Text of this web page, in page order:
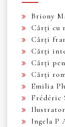
Briony
Cărți cu
Cărți
Cărți
Cărți
Cărți
Emilia
Frédéric
Ingela P